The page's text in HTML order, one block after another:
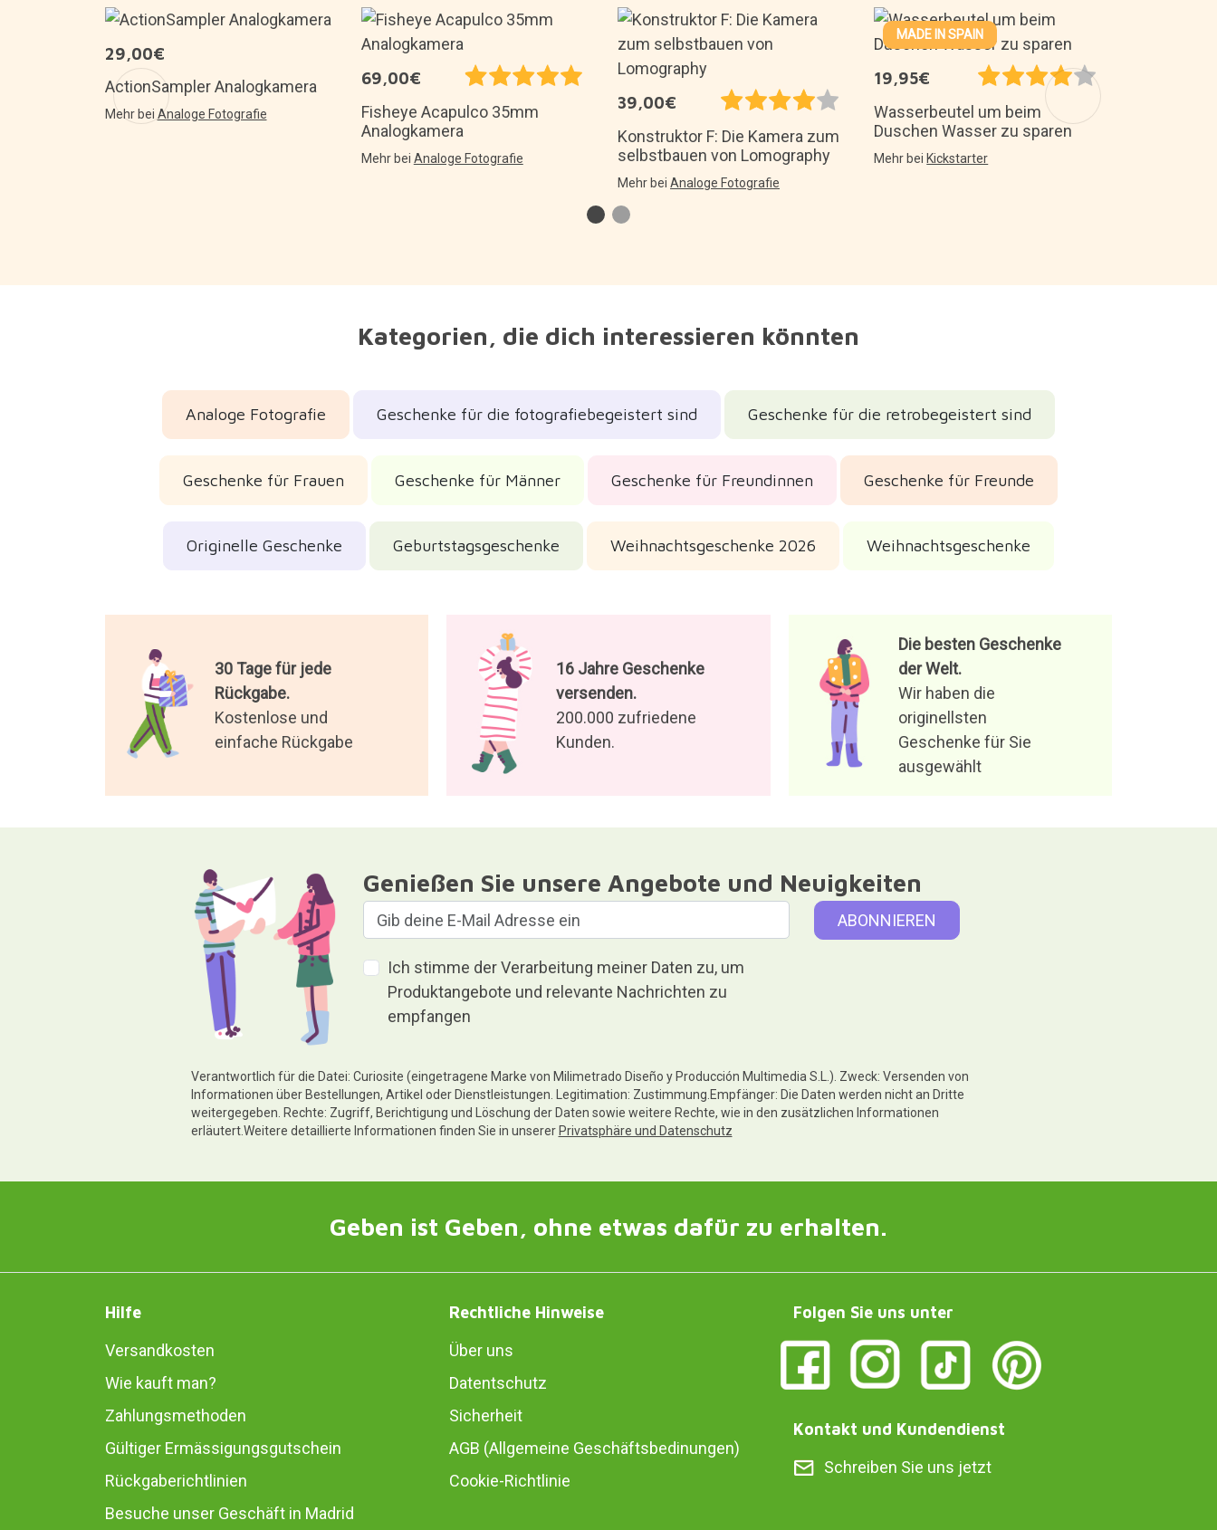
29,00€
ActionSampler Analogkamera
Mehr bei Analoge Fotografie
69,00€
Fisheye Acapulco 35mm
Analogkamera
Mehr bei Analoge Fotografie
39,00€
Konstruktor F: Die Kamera zum
selbstbauen von Lomography
Mehr bei Analoge Fotografie
MADE IN SPAIN
19,95€
Wasserbeutel um beim
Duschen Wasser zu sparen
Mehr bei Kickstarter
Kategorien, die dich interessieren könnten
Analoge Fotografie Geschenke für die fotografiebegeistert sind Geschenke für die retrobegeistert sind
Geschenke für Frauen Geschenke für Männer Geschenke für Freundinnen Geschenke für Freunde
Originelle Geschenke Geburtstagsgeschenke Weihnachtsgeschenke 2026 Weihnachtsgeschenke
30 Tage für jede
Rückgabe.
Kostenlose und
einfache Rückgabe
16 Jahre Geschenke
versenden.
200.000 zufriedene
Kunden.
Die besten Geschenke
der Welt.
Wir haben die
originellsten
Geschenke für Sie
ausgewählt
Genießen Sie unsere Angebote und Neuigkeiten
Ich stimme der Verarbeitung meiner Daten zu, um
Produktangebote und relevante Nachrichten zu
empfangen
Verantwortlich für die Datei: Curiosite (eingetragene Marke von Milimetrado Diseño y Producción Multimedia S.L.). Zweck: Versenden von
Informationen über Bestellungen, Artikel oder Dienstleistungen. Legitimation: Zustimmung.Empfänger: Die Daten werden nicht an Dritte
weitergegeben. Rechte: Zugriff, Berichtigung und Löschung der Daten sowie weitere Rechte, wie in den zusätzlichen Informationen
erläutert.Weitere detaillierte Informationen finden Sie in unserer Privatsphäre und Datenschutz
Geben ist Geben, ohne etwas dafür zu erhalten.
Hilfe
Versandkosten
Wie kauft man?
Zahlungsmethoden
Gültiger Ermässigungsgutschein
Rückgaberichtlinien
Besuche unser Geschäft in Madrid
Rechtliche Hinweise
Über uns
Datentschutz
Sicherheit
AGB (Allgemeine Geschäftsbedinungen)
Cookie-Richtlinie
Folgen Sie uns unter
Kontakt und Kundendienst
Schreiben Sie uns jetzt